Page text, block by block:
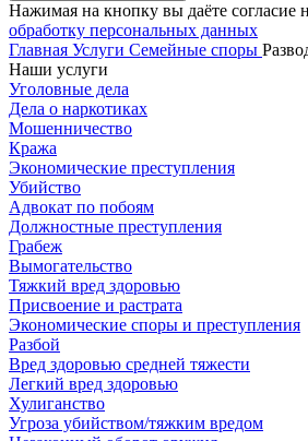
Нажимая на кнопку вы даёте согласие
обработку персональных данных
Главная Услуги Семейные споры
Наши услуги
Уголовные дела
Дела о наркотиках
Мошенничество
Кража
Экономические преступления
Убийство
Адвокат по побоям
Должностные преступления
Грабеж
Вымогательство
Тяжкий вред здоровью
Присвоение и растрата
Экономические споры и преступления
Разбой
Вред здоровью средней тяжести
Легкий вред здоровью
Хулиганство
Угроза убийством/тяжким вредом